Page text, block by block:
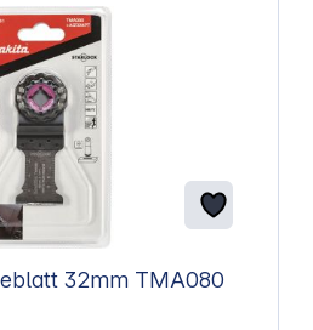
Makita Tauchsägeblatt 32mm TMA080